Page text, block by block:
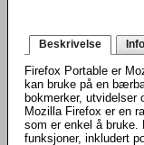
Beskrivelse Info
Firefox Portable er
kan bruke på en
bokmerker, utvidelser
Mozilla Firefox er en
som er enkel å bruke.
funksjoner, inkludert